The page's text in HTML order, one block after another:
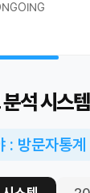
석 시스템
: 방문자통계